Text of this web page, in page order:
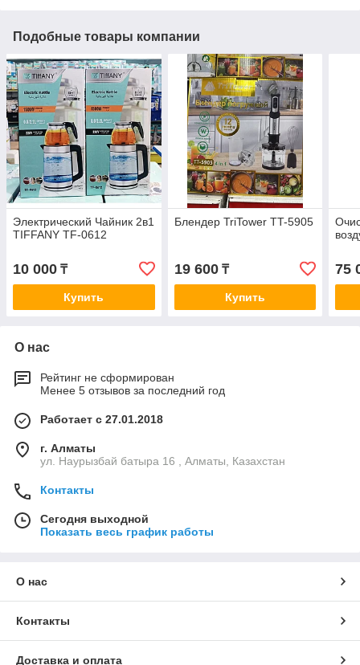
Подобные товары компании
Электрический Чайник 2в1
TIFFANY TF-0612
10 000 ₸
Купить
Блендер TriTower TT-5905
19 600₸
Купить
75
О нас
Рейтинг не сформирован
Менее 5 отзывов за последний год
Работает с 27.01.2018
г. Алматы
ул. Наурызбай батыра 16 , Алматы, Казахстан
Контакты
Сегодня выходной
Показать весь график работы
О нас
Контакты
Доставка и оплата